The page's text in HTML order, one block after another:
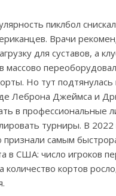
пиклбол
Врачи
для суставов, а
массово
Но тут
Леброна Джеймса и
в профессиональные
турниры. В 2022
признали самым
в США: число игроков
количество кортов